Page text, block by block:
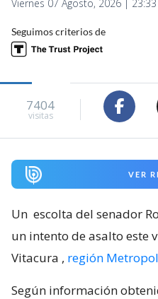
Viernes 07 Agosto, 2026 | 23:33
Seguimos criterios de
7404
visitas
VER
Un escolta del senador
un intento de asalto este
Vitacura , región
Según información